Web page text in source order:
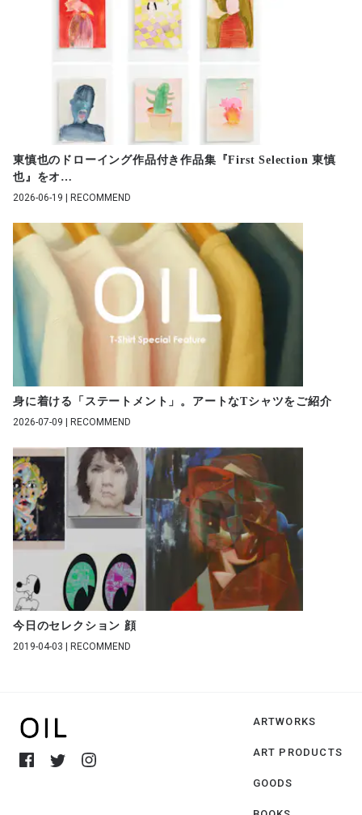
東慎也のドローイング作品付き作品集『First Selection 東慎
也』をオ …
2026-06-19 | RECOMMEND
身に着ける「ステートメント」。アートなTシャツをご紹介
2026-07-09 | RECOMMEND
今日のセレクション 顔
2019-04-03 | RECOMMEND
ARTWORKS
ART PRODUCTS
GOODS